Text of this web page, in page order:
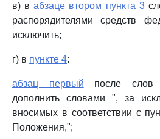
в) вабзаце втором пункта 3
распорядителями средств
исключить;
г) в пункте 4:
абзац первый после слов
дополнить словами ", за
вносимых в соответствии с
Положения,";